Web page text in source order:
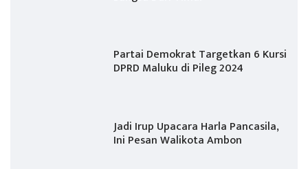
Partai Demokrat Targetkan 6 Kursi
DPRD Maluku di Pileg 2024
Jadi Irup Upacara Harla Pancasila,
Ini Pesan Walikota Ambon